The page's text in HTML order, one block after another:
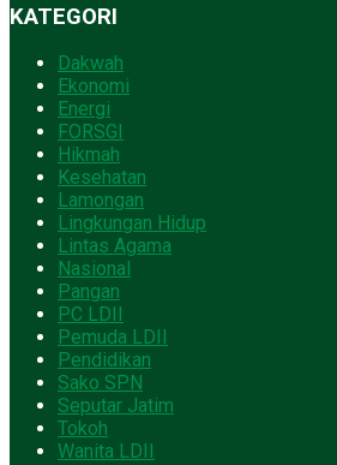
KATEGORI
Dakwah
Ekonomi
Energi
FORSGI
Hikmah
Kesehatan
Lamongan
Lingkungan Hidup
Lintas Agama
Nasional
Pangan
PC LDII
Pemuda LDII
Pendidikan
Sako SPN
Seputar Jatim
Tokoh
Wanita LDII